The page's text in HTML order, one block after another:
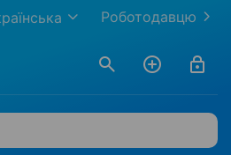
Роботодавцю